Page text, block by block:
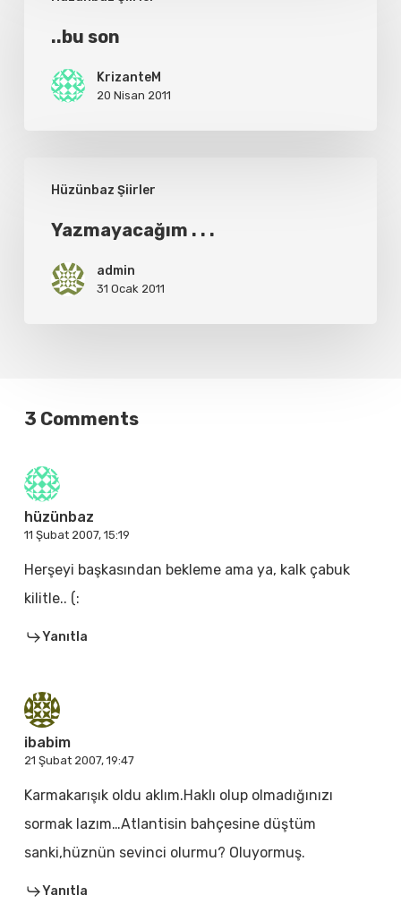
..bu son
KrizanteM
20 Nisan 2011
Hüzünbaz Şiirler
Yazmayacağım . . .
admin
31 Ocak 2011
3 Comments
hüzünbaz
11 Şubat 2007, 15:19
Herşeyi başkasından bekleme ama ya, kalk çabuk
kilitle.. (:
Yanıtla
ibabim
21 Şubat 2007, 19:47
Karmakarışık oldu aklım.Haklı olup olmadığınızı
sormak lazım…Atlantisin bahçesine düştüm
sanki,hüznün sevinci olurmu? Oluyormuş.
Yanıtla